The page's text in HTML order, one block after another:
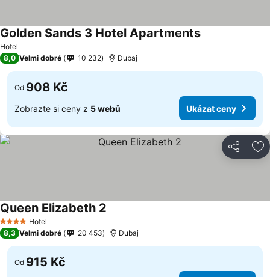
Hotel
Golden Sands 3 Hotel Apartments
8,0 Velmi dobré 10 232 Dubaj
Od 908 Kč
Zobrazte si ceny z 5 webů Ukázat ceny
Sdílet
4 Počet hvězdiček
Hotel
Queen Elizabeth 2
8,3 Velmi dobré 20 453 Dubaj
Od 915 Kč